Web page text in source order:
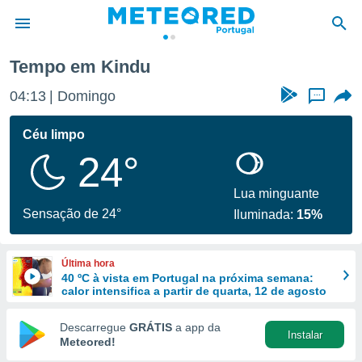
da
foi
fornecidas
a este
das
e
forma
digital
Tempo em Kindu
04:13 Domingo ...
Céu limpo
24°
Sensação de 24°
Lua minguante
Iluminada: 15%
Última hora
40 ºC à vista em Portugal na próxima semana:
calor intensifica a partir de quarta, 12 de agosto
Descarregue GRÁTIS a app da
Meteored!
Instalar